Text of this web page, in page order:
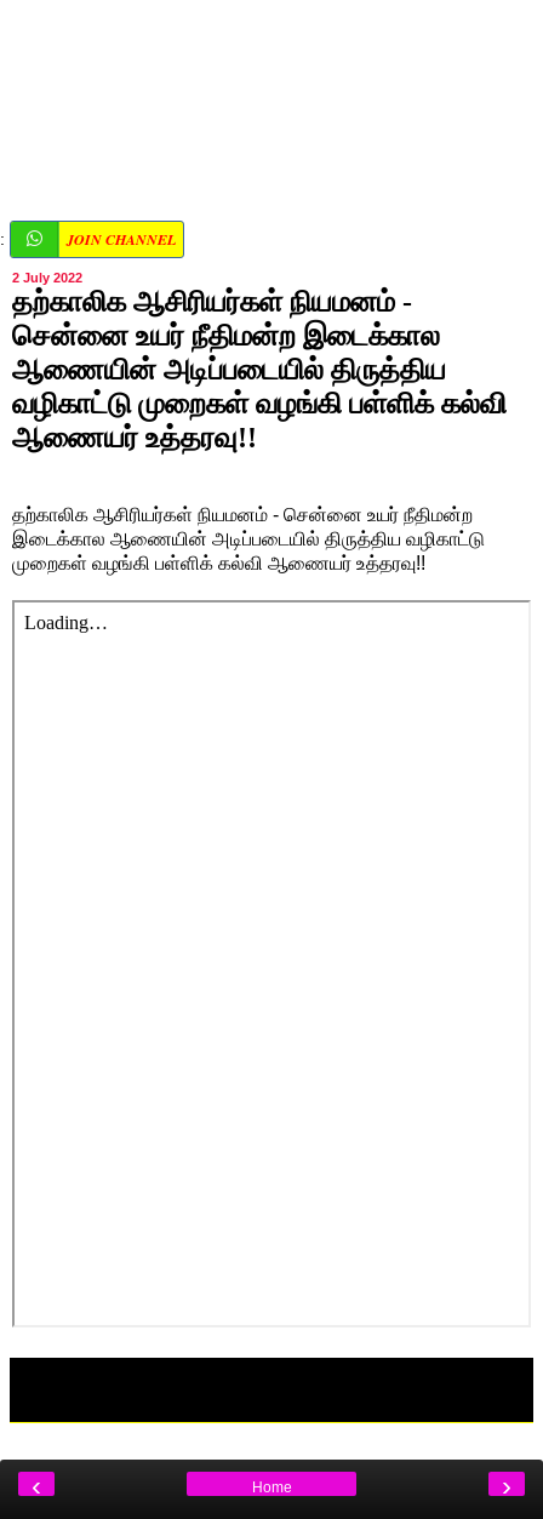
: JOIN CHANNEL
2 July 2022
தற்காலிக ஆசிரியர்கள் நியமனம் -
சென்னை உயர் நீதிமன்ற இடைக்கால
ஆணையின் அடிப்படையில் திருத்திய
வழிகாட்டு முறைகள் வழங்கி பள்ளிக் கல்வி
ஆணையர் உத்தரவு!!
தற்காலிக ஆசிரியர்கள் நியமனம் - சென்னை உயர் நீதிமன்ற
இடைக்கால ஆணையின் அடிப்படையில் திருத்திய வழிகாட்டு
முறைகள் வழங்கி பள்ளிக் கல்வி ஆணையர் உத்தரவு!!
‹ ›
Home